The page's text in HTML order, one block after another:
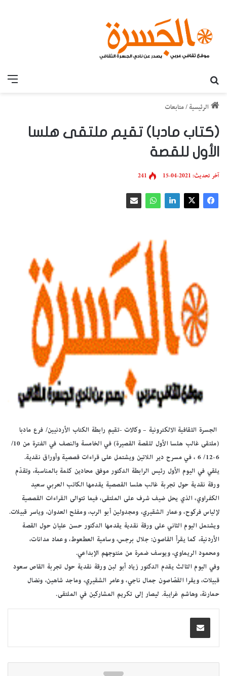
الرئيسية /متابعات
(كتاب مادبا) تقيم ملتقى هلسا
الأول للقصة
آخر تحديث: 2021-04-15 241
الجسرة الثقافية الالكترونية – وكالات -تقيم رابطة الكتاب الأردنيين/ فرع مادبا
(ملتقى غالب هلسا الأول للقصة القصيرة) في الخامسة والنصف في الفترة من 10/
6-12/ 6 ، في مسرح دير اللاتين ويشتمل على قراءات قصصية وأوراق نقدية.
يلقي في اليوم الأول رئيس الرابطة الدكتور موفق محادين كلمة بالمناسبة، وتقدّم
ورقة نقدية حول تجربة غالب هلسا القصصية يقدمها الكاتب العربي سعيد
الكفراوي، الذي يحل ضيف شرف على الملتقى، فيما تتوالى القراءات القصصية
لإلياس فركوح، وعمار الشقيري، ومجدولين أبو الرب، ومفلح العدوان، وياسر قبيلات.
ويشتمل اليوم الثاني على ورقة نقدية يقدمها الدكتور حسن عليان حول القصة
الأردنية، كما يقرأ القاصون: جلال برجس، وسامية العطعوط، وعماد مدانات،
ومحمود الريماوي، ويوسف ضمرة من منتوجهم الإبداعي.
وفي اليوم الثالث يقدم الدكتور زياد أبو لبن ورقة نقدية حول تجربة القاص سعود
قبيلات، ويقرا القصّاصون جمال ناجي، وعامر الشقيري، وماجد شاهين، ونضال
حمارنة، وهاشم غرايبة. ليصار إلى تكريم المشاركين في الملتقى.